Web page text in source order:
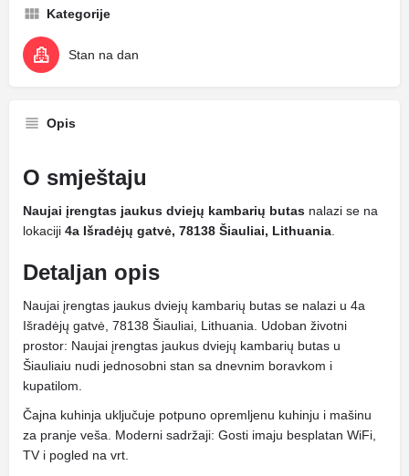
Kategorije
Stan na dan
Opis
O smještaju
Naujai įrengtas jaukus dviejų kambarių butas nalazi se na
lokaciji 4a Išradėjų gatvė, 78138 Šiauliai, Lithuania
Detaljan opis
Naujai įrengtas jaukus dviejų kambarių butas se nalazi u 4a
Išradėjų gatvė, 78138 Šiauliai, Lithuania. Udoban životni
prostor: Naujai įrengtas jaukus dviejų kambarių butas u
Šiauliaiu nudi jednosobni stan sa dnevnim boravkom i
kupatilom.
Čajna kuhinja uključuje potpuno opremljenu kuhinju i mašinu
za pranje veša. Moderni sadržaji: Gosti imaju besplatan WiFi,
TV i pogled na vrt.